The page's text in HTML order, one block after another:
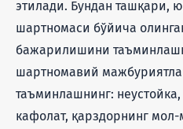
этилади. Бундан ташқари,
шартномаси бўйича
бажарилишини
шартномавий
таъминлашнинг:
кафолат, қарздорнинг